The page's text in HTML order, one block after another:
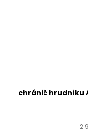
chránič hrudníku
2